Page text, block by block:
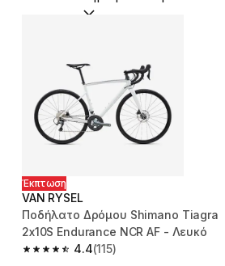
Έκπτωση
VAN RYSEL
Ποδήλατο Δρόμου Shimano Tiagra
2x10S Endurance NCR AF - Λευκό
4.4
4.4 out of 5 stars from 115 reviews
(115)